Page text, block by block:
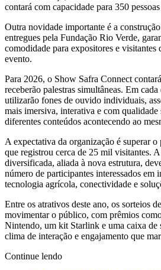
contará com capacidade para 350 pessoas
Outra novidade importante é a
entregues pela Fundação Rio Verde,
comodidade para expositores e visitantes
evento.
Para 2026, o Show Safra Connect
receberão palestras simultâneas. Em
utilizarão fones de ouvido individuais,
mais imersiva, interativa e com qualidade
diferentes conteúdos acontecendo ao
A expectativa da organização é superar
que registrou cerca de 25 mil visitantes.
diversificada, aliada à nova estrutura,
número de participantes interessados em
tecnologia agrícola, conectividade e
Entre os atrativos deste ano, os sorteios
movimentar o público, com prêmios
Nintendo, um kit Starlink e uma caixa
clima de interação e engajamento que
Continue lendo